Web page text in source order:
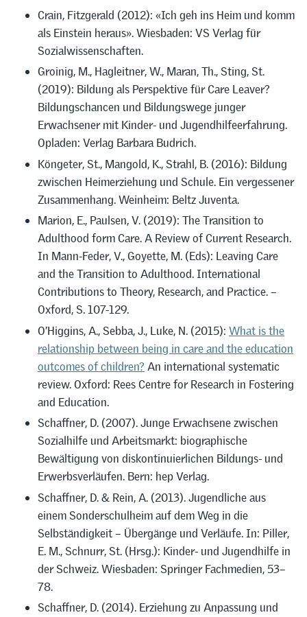
Crain, Fitzgerald (2012): «Ich geh ins Heim und komm
als Einstein heraus». Wiesbaden: VS Verlag für
Sozialwissenschaften.
Groinig, M., Hagleitner, W., Maran, Th., Sting, St.
(2019): Bildung als Perspektive für Care Leaver?
Bildungschancen und Bildungswege junger
Erwachsener mit Kinder- und Jugendhilfeerfahrung.
Opladen: Verlag Barbara Budrich.
Köngeter, St., Mangold, K., Strahl, B. (2016): Bildung
zwischen Heimerziehung und Schule. Ein vergessener
Zusammenhang. Weinheim: Beltz Juventa.
Marion, E., Paulsen, V. (2019): The Transition to
Adulthood form Care. A Review of Current Research.
In Mann-Feder, V., Goyette, M. (Eds): Leaving Care
and the Transition to Adulthood. International
Contributions to Theory, Research, and Practice. –
Oxford, S. 107-129.
O’Higgins, A., Sebba, J., Luke, N. (2015): What is the
relationship between being in care and the education
outcomes of children? An international systematic
review. Oxford: Rees Centre for Research in Fostering
and Education.
Schaffner, D. (2007). Junge Erwachsene zwischen
Sozialhilfe und Arbeitsmarkt: biographische
Bewältigung von diskontinuierlichen Bildungs- und
Erwerbsverläufen. Bern: hep Verlag.
Schaffner, D. & Rein, A. (2013). Jugendliche aus
einem Sonderschulheim auf dem Weg in die
Selbständigkeit – Übergänge und Verläufe. In: Piller,
E. M., Schnurr, St. (Hrsg.): Kinder- und Jugendhilfe in
der Schweiz. Wiesbaden: Springer Fachmedien, 53–
78.
Schaffner, D. (2014). Erziehung zu Anpassung und